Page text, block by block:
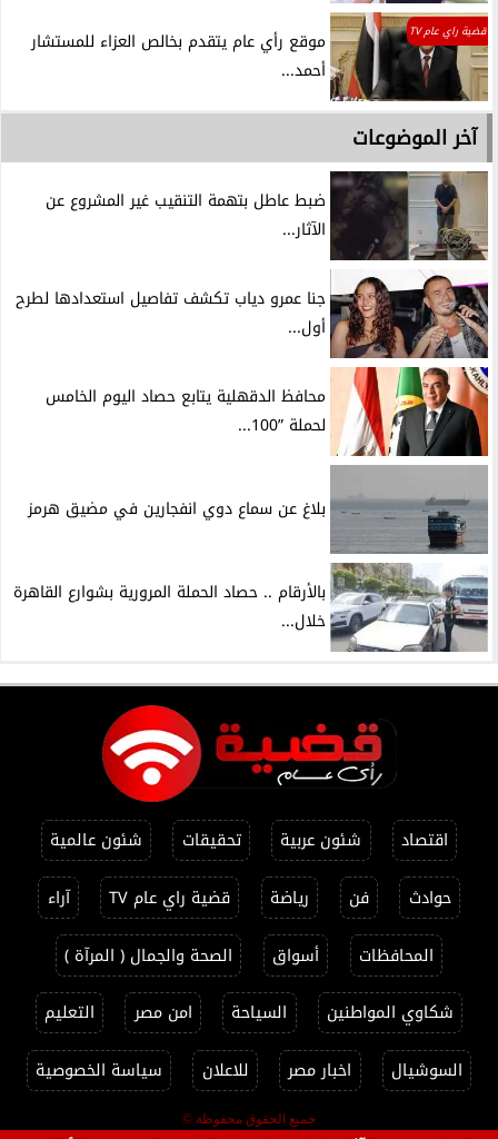
قضية راي عام TV
موقع رأي عام يتقدم بخالص العزاء للمستشار
أحمد...
آخر الموضوعات
ضبط عاطل بتهمة التنقيب غير المشروع عن
الآثار...
جنا عمرو دياب تكشف تفاصيل استعدادها لطرح
أول...
محافظ الدقهلية يتابع حصاد اليوم الخامس
لحملة ”100...
بلاغ عن سماع دوي انفجارين في مضيق هرمز
بالأرقام .. حصاد الحملة المرورية بشوارع القاهرة
خلال...
اقتصاد شئون عربية تحقيقات
شئون عالمية
حوادث
فن رياضة قضية راي عام TV
آراء
المحافظات
أسواق
الصحة والجمال ( المرآة )
شكاوي المواطنين
السياحة امن مصر
التعليم
السوشيال
اخبار مصر للاعلان سياسة الخصوصية
جميع الحقوق محفوظة ©